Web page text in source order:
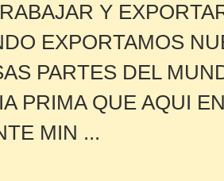
Y
EXPORTAMOS
PARTES DEL
PRIMA QUE AQUI
MIN ...